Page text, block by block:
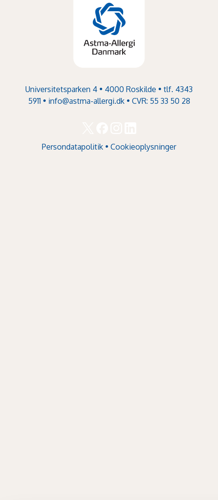
Universitetsparken 4 • 4000 Roskilde • tlf. 4343
5911 • info@astma-allergi.dk• CVR: 55 33 50 28
Persondatapolitik • Cookieoplysninger